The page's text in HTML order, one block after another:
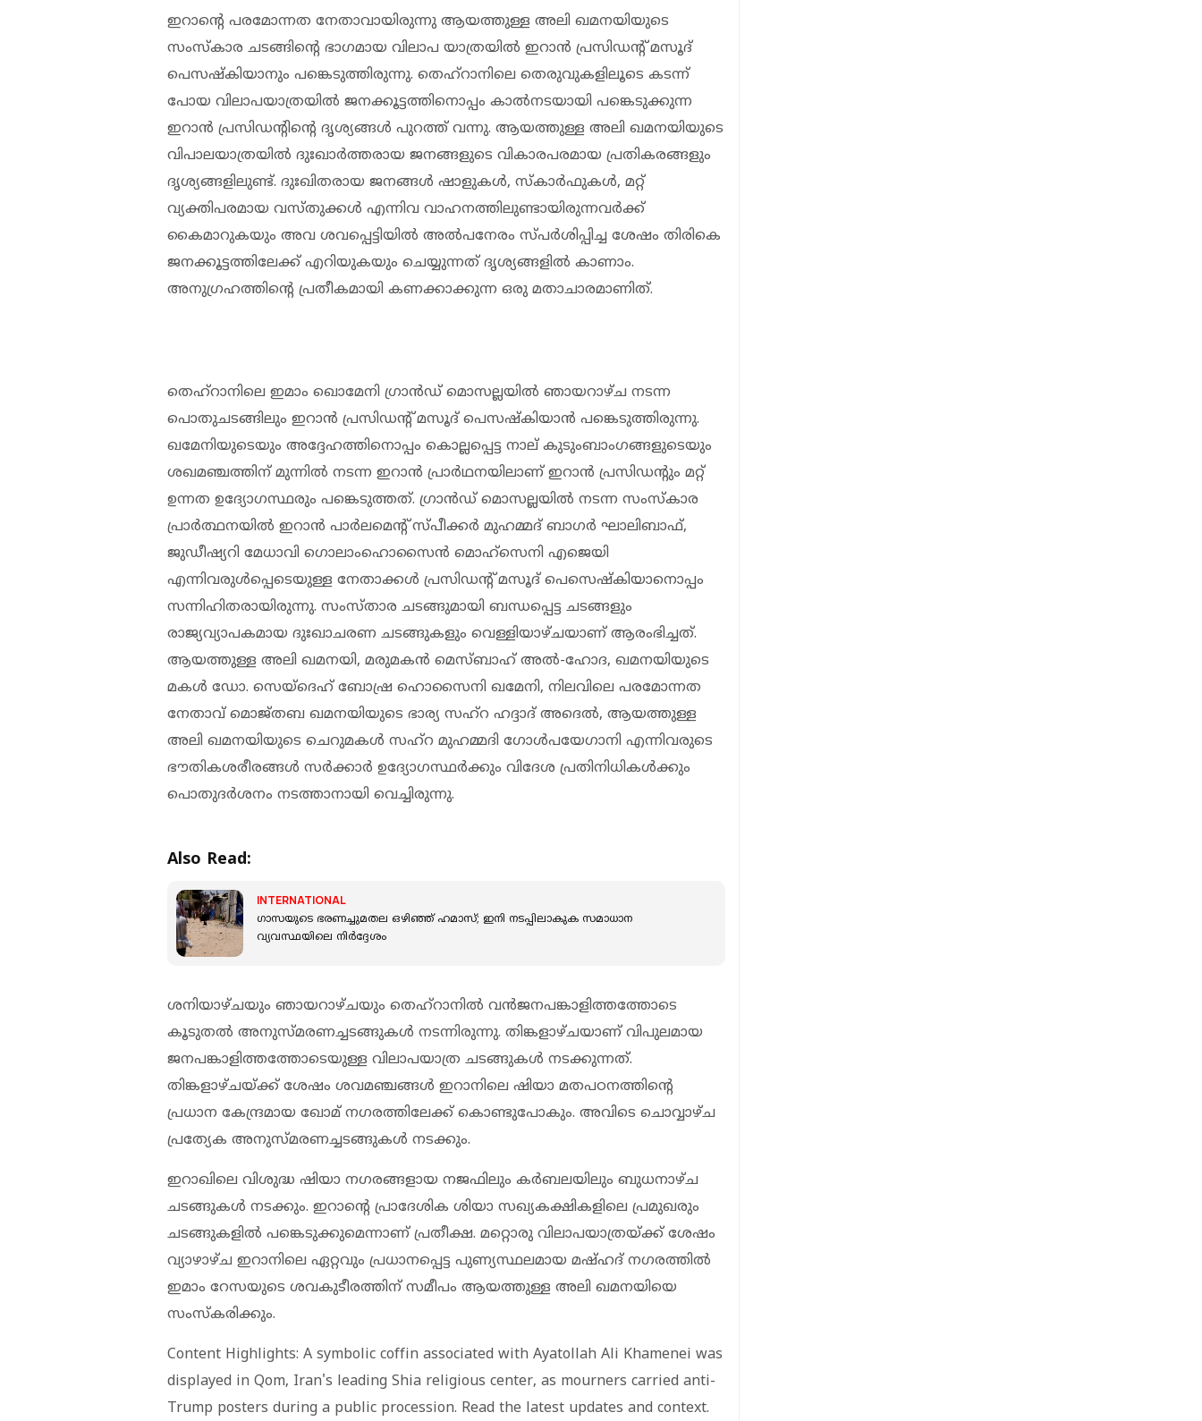
ഇറാൻ്റെ പരമോന്നത നേതാവായിരുന്നു ആയത്തുള്ള അലി ഖമനയിയുടെ
സംസ്കാര ചടങ്ങിൻ്റെ ഭാ​ഗമായ വിലാപ യാത്രയിൽ ഇറാൻ പ്രസിഡന്റ് മസൂദ്
പെസഷ്കിയാനും പങ്കെടുത്തിരുന്നു. തെഹ്റാനിലെ തെരുവുകളിലൂടെ കടന്ന്
പോയ വിലാപയാത്രയിൽ ജനക്കൂട്ടത്തിനൊപ്പം കാൽനടയായി പങ്കെടുക്കുന്ന
ഇറാൻ പ്രസിഡൻ്റിൻ്റെ ദൃശ്യങ്ങൾ പുറത്ത് വന്നു. ആയത്തുള്ള അലി ഖമനയിയുടെ
വിപാലയാത്രയിൽ ദുഃഖാർത്തരായ ജനങ്ങളുടെ വികാരപരമായ പ്രതികരങ്ങളും
ദൃശ്യങ്ങളിലുണ്ട്. ദുഃഖിതരായ ജനങ്ങൾ ഷാളുകൾ, സ്കാർഫുകൾ, മറ്റ്
വ്യക്തിപരമായ വസ്തുക്കൾ എന്നിവ വാഹനത്തിലുണ്ടായിരുന്നവർക്ക്
കൈമാറുകയും അവ ശവപ്പെട്ടിയിൽ അൽപനേരം സ്പർശിപ്പിച്ച ശേഷം തിരികെ
ജനക്കൂട്ടത്തിലേക്ക് എറിയുകയും ചെയ്യുന്നത് ദൃശ്യങ്ങളിൽ കാണാം.
അനുഗ്രഹത്തിന്റെ പ്രതീകമായി കണക്കാക്കുന്ന ഒരു മതാചാരമാണിത്.
തെഹ്റാനിലെ ഇമാം ഖൊമേനി ഗ്രാൻഡ് മൊസല്ലയിൽ ഞായറാഴ്ച നടന്ന
പൊതുചടങ്ങിലും ഇറാൻ പ്രസിഡന്റ് മസൂദ് പെസഷ്കിയാൻ പങ്കെടുത്തിരുന്നു.
ഖമേനിയുടെയും അദ്ദേഹത്തിനൊപ്പം കൊല്ലപ്പെട്ട നാല് കുടുംബാം​ഗങ്ങളുടെയും
ശഖമഞ്ചത്തിന് മുന്നിൽ നടന്ന ഇറാൻ പ്രാർഥനയിലാണ് ഇറാൻ പ്രസിഡൻ്റും മറ്റ്
ഉന്നത ഉദ്യോഗസ്ഥരും പങ്കെടുത്തത്. ഗ്രാൻഡ് മൊസല്ലയിൽ നടന്ന സംസ്കാര
പ്രാർത്ഥനയിൽ ഇറാൻ പാർലമെന്റ് സ്പീക്കർ മുഹമ്മദ് ബാഗർ ഘാലിബാഫ്,
ജുഡീഷ്യറി മേധാവി ഗൊലാംഹൊസൈൻ മൊഹ്‌സെനി എജെയി
എന്നിവരുൾപ്പെടെയുള്ള നേതാക്കൾ പ്രസിഡന്റ് മസൂദ് പെസെഷ്കിയാനൊപ്പം
സന്നിഹിതരായിരുന്നു. സംസ്താര ചടങ്ങുമായി ബന്ധപ്പെട്ട ചടങ്ങളും
രാജ്യവ്യാപകമായ ദുഃഖാചരണ ചടങ്ങുകളും വെള്ളിയാഴ്ചയാണ് ആരംഭിച്ചത്.
ആയത്തുള്ള അലി ഖമനയി, മരുമകൻ മെസ്ബാഹ് അൽ-ഹോദ, ഖമനയിയുടെ
മകൾ ഡോ. സെയ്ദെഹ് ബോഷ്ര ഹൊസൈനി ഖമേനി, നിലവിലെ പരമോന്നത
നേതാവ് മൊജ്തബ ഖമനയിയുടെ ഭാര്യ സഹ്‌റ ഹദ്ദാദ് അദെൽ, ആയത്തുള്ള
അലി ഖമനയിയുടെ ചെറുമകൾ സഹ്‌റ മുഹമ്മദി ഗോൾപയേഗാനി എന്നിവരുടെ
ഭൗതികശരീരങ്ങൾ സർക്കാർ ഉദ്യോഗസ്ഥർക്കും വിദേശ പ്രതിനിധികൾക്കും
പൊതുദർശനം നടത്താനായി വെച്ചിരുന്നു.
Also Read:
INTERNATIONAL
ഗാസയുടെ ഭരണച്ചുമതല ഒഴിഞ്ഞ് ഹമാസ്; ഇനി നടപ്പിലാകുക സമാധാന
വ്യവസ്ഥയിലെ നിർദ്ദേശം
ശനിയാഴ്ചയും ഞായറാഴ്ചയും തെഹ്റാനിൽ വൻജനപങ്കാളിത്തത്തോടെ
കൂടുതൽ അനുസ്മരണച്ചടങ്ങുകൾ നടന്നിരുന്നു. തിങ്കളാഴ്ചയാണ് വിപുലമായ
ജനപങ്കാളിത്തത്തോടെയുള്ള വിലാപയാത്ര ചടങ്ങുകൾ നടക്കുന്നത്.
തിങ്കളാഴ്ചയ്ക്ക് ശേഷം ശവമഞ്ചങ്ങൾ ഇറാനിലെ ഷിയാ മതപഠനത്തിന്റെ
പ്രധാന കേന്ദ്രമായ ഖോമ് നഗരത്തിലേക്ക് കൊണ്ടുപോകും. അവിടെ ചൊവ്വാഴ്ച
പ്രത്യേക അനുസ്മരണച്ചടങ്ങുകൾ നടക്കും.
ഇറാഖിലെ വിശുദ്ധ ഷിയാ നഗരങ്ങളായ നജഫിലും കർബലയിലും ബുധനാഴ്ച
ചടങ്ങുകൾ നടക്കും. ഇറാന്റെ പ്രാദേശിക ശിയാ സഖ്യകക്ഷികളിലെ പ്രമുഖരും
ചടങ്ങുകളിൽ പങ്കെടുക്കുമെന്നാണ് പ്രതീക്ഷ. മറ്റൊരു വിലാപയാത്രയ്ക്ക് ശേഷം
വ്യാഴാഴ്ച ഇറാനിലെ ഏറ്റവും പ്രധാനപ്പെട്ട പുണ്യസ്ഥലമായ മഷ്ഹദ് നഗരത്തിൽ
ഇമാം റേസയുടെ ശവകുടീരത്തിന് സമീപം ആയത്തുള്ള അലി ഖമനയിയെ
സംസ്‌കരിക്കും.
Content Highlights: A symbolic coffin associated with Ayatollah Ali Khamenei was
displayed in Qom, Iran's leading Shia religious center, as mourners carried anti-
Trump posters during a public procession. Read the latest updates and context.